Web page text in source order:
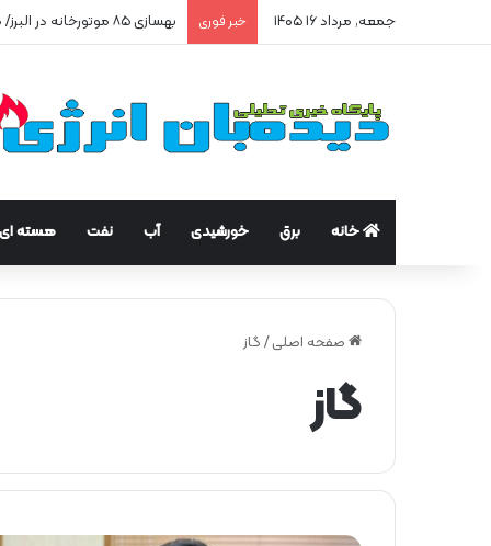
جمعه, مرداد ۱۶ ۱۴۰۵ خبر فوری پیشتازی البرز در مهار سرقت گاز
خانه برق خورشیدی آب نفت هسته ای
صفحه اصلی / گاز
گاز